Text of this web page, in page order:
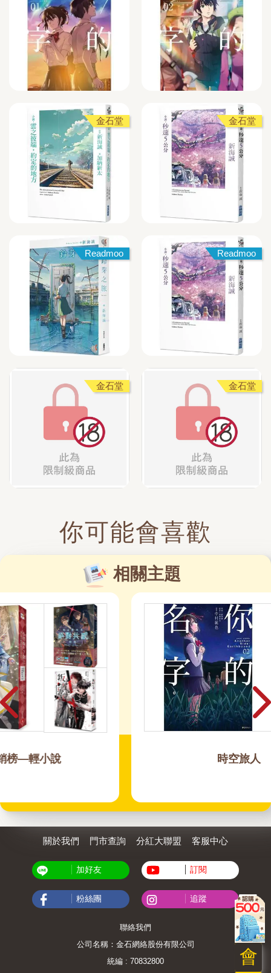
金石堂 金石堂
Readmoo Readmoo
金石堂 金石堂
你可能會喜歡
相關主題
會
關於我們 門市查詢 分紅大聯盟 客服中心
加好友 訂閱
粉絲團 追蹤
聯絡我們
公司名稱：金石網絡股份有限公司
統編 : 70832800